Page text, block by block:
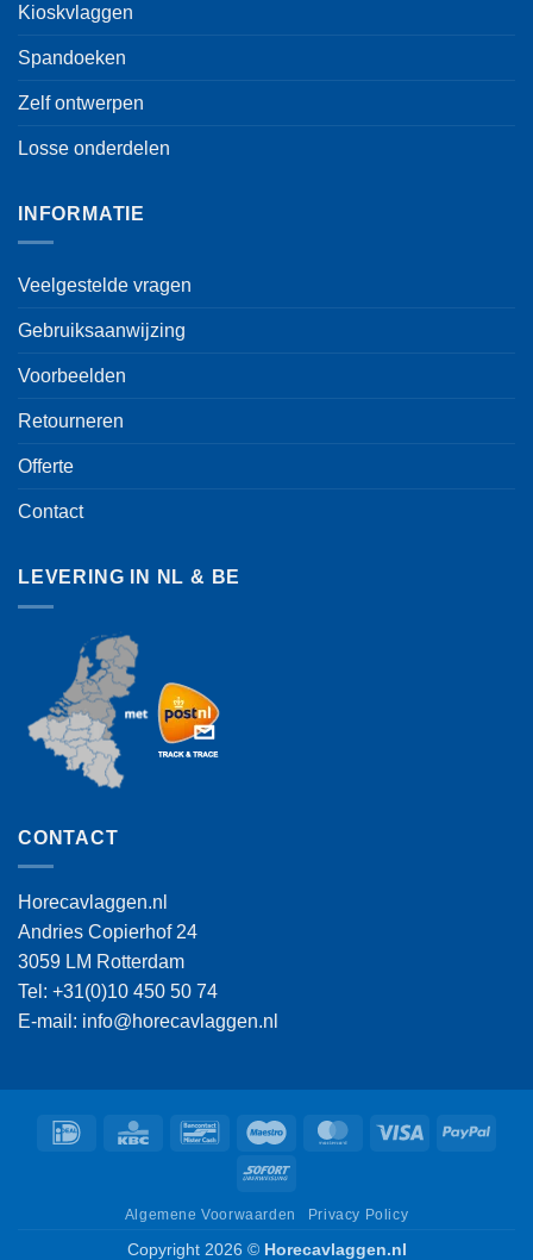
Kioskvlaggen
Spandoeken
Zelf ontwerpen
Losse onderdelen
INFORMATIE
Veelgestelde vragen
Gebruiksaanwijzing
Voorbeelden
Retourneren
Offerte
Contact
LEVERING IN NL & BE
CONTACT
Horecavlaggen.nl
Andries Copierhof 24
3059 LM Rotterdam
Tel: +31(0)10 450 50 74
E-mail: info@horecavlaggen.nl
IDeal KBC BancontactMaestro MasterCardVisa
Sofort
Algemene Voorwaarden Privacy Policy
Copyright 2026 © Horecavlaggen.nl